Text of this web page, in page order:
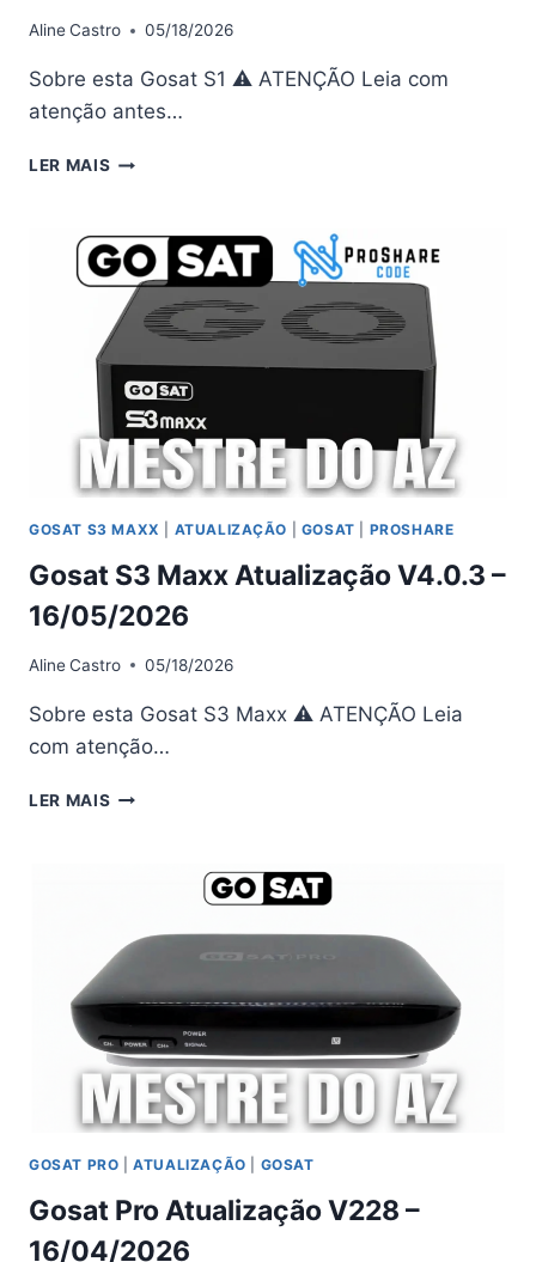
AlineCastro 05/18/2026
Sobre esta Gosat S1 ⚠ ATENÇÃO Leia com
atenção antes…
LER MAIS GOSAT
V4.0.3
–
16/05/2026
GOSAT S3 MAXX ATUALIZAÇÃO GOSAT PROSHARE
Gosat S3 Maxx Atualização V4.0.3 –
16/05/2026
AlineCastro 05/18/2026
Sobre esta Gosat S3 Maxx ⚠ ATENÇÃO Leia
com atenção…
LER MAIS GOSAT
ATUALIZAÇÃO
16/05/2026
GOSAT PRO |ATUALIZAÇÃO GOSAT
Gosat Pro Atualização V228 –
16/04/2026